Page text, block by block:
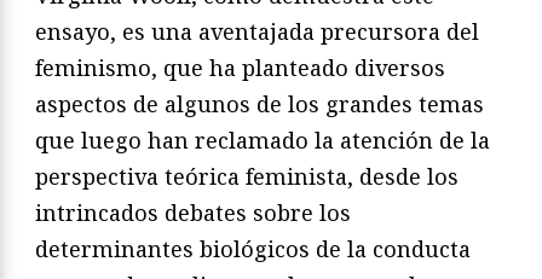
ensayo, es una aventajada precursora del
feminismo, que ha planteado diversos
aspectos de algunos de los grandes temas
que luego han reclamado la atención de la
perspectiva teórica feminista, desde los
intrincados debates sobre los
determinantes biológicos de la conducta